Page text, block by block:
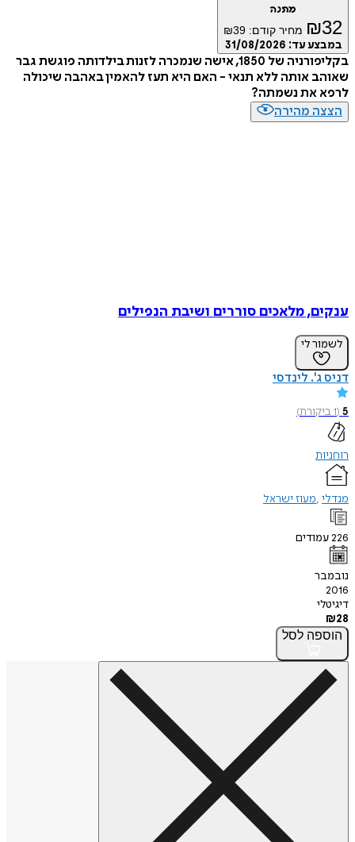
מתנה
₪32 מחיר קודם: ₪39
במבצע עד: 31/08/2026
בקליפורניה של 1850, אישה שנמכרה לזנות בילדותה פוגשת גבר
שאוהב אותה ללא תנאי - האם היא תעז להאמין באהבה שיכולה
לרפא את נשמתה?
הצצה מהירה
ענקים, מלאכים סוררים ושיבת הנפילים
לשמור לי
דניס ג'. לינדסי
5
(
1ביקורת)
רוחניות
מנדלי מעוז ישראל
226עמודים
נובמבר
2016
דיגיטלי
₪28
הוספה לסל